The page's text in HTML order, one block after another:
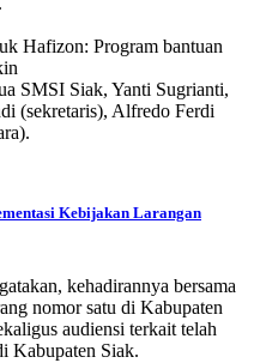
Hafizon: Program bantuan
SMSI Siak, Yanti Sugrianti,
(sekretaris), Alfredo Ferdi
Kebijakan Larangan
kehadirannya bersama
nomor satu di Kabupaten
audiensi terkait telah
Kabupaten Siak.